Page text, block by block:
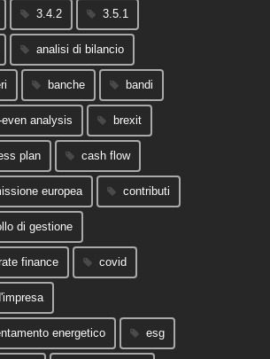
3.4.2 3.5.1
analisi di bilancio
banche bandi
even analysis brexit
plan cash flow
europea contributi
di gestione
finance covid
energetico esg